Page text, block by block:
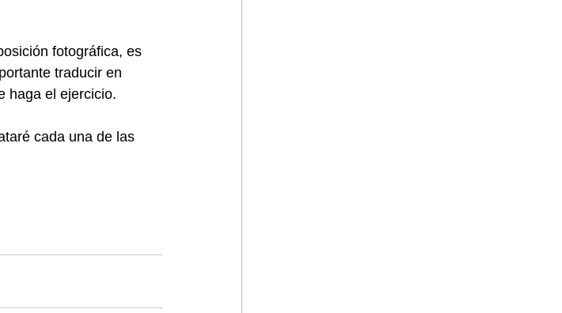
fotográfica, es
traducir en
haga el ejercicio.
cada una de las